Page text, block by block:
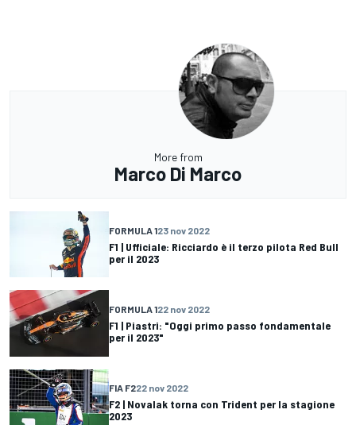
More from
Marco Di Marco
FORMULA 123 nov 2022
F1 | Ufficiale: Ricciardo è il terzo pilota Red Bull
per il 2023
FORMULA 122 nov 2022
F1 | Piastri: "Oggi primo passo fondamentale
per il 2023"
FIA F222 nov 2022
F2 | Novalak torna con Trident per la stagione
2023